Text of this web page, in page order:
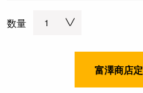
数量
富澤商店